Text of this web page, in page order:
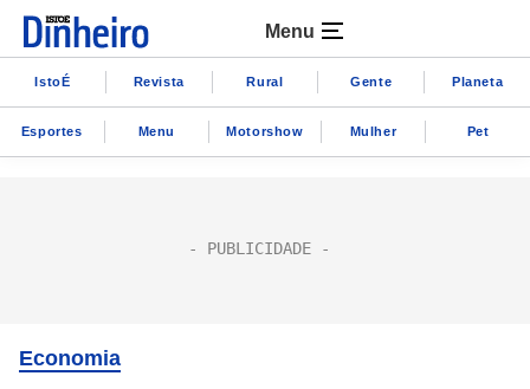
Menu
IstoÉ Revista Rural Gente Planeta
Esportes Menu Motorshow Mulher Pet
Economia